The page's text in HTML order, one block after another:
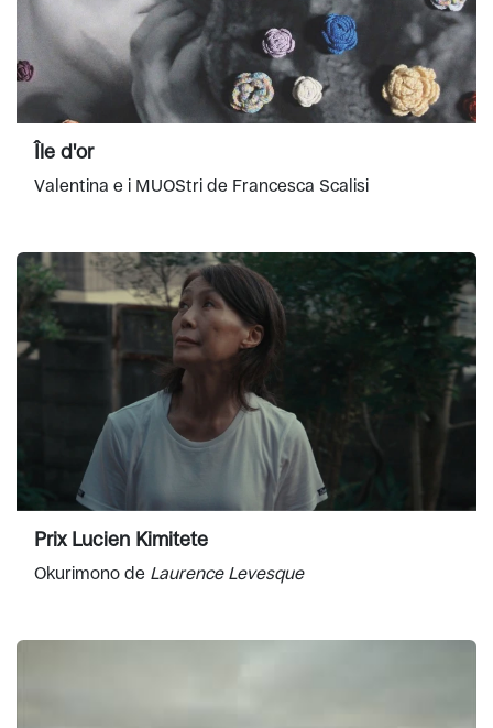
Île d'or
Valentina e i MUOStri de Francesca Scalisi
Prix Lucien Kimitete
Okurimono de Laurence Levesque